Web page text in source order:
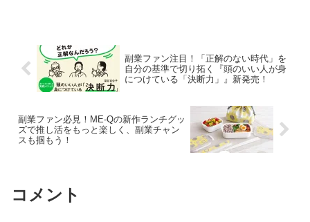
副業ファン注目！「正解のない時代」を
自分の基準で切り拓く『頭のいい人が身
につけている「決断力」』新発売！
副業ファン必見！ME-Qの新作ランチグッ
ズで推し活をもっと楽しく、副業チャン
スも掴もう！
コメント